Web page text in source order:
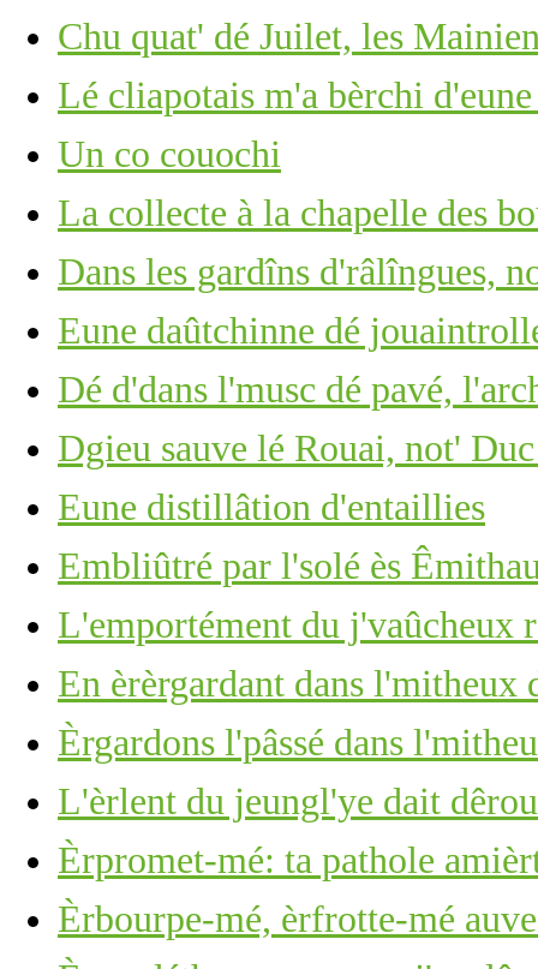
Chu quat' dé Juilet, les
Lé cliapotais m'a bèrchi
Un co couochi
La collecte à la chapelle des
Dans les gardîns d'râlîngues,
Eune daûtchinne dé
Dé d'dans l'musc dé pavé,
Dgieu sauve lé Rouai, not'
Eune distillâtion d'entaillies
Embliûtré par l'solé ès
L'emportément du j'vaûcheux
En èrèrgardant dans l'mitheux
Èrgardons l'pâssé dans
L'èrlent du jeungl'ye dait
Èrpromet-mé: ta pathole
Èrbourpe-mé, èrfrotte-mé